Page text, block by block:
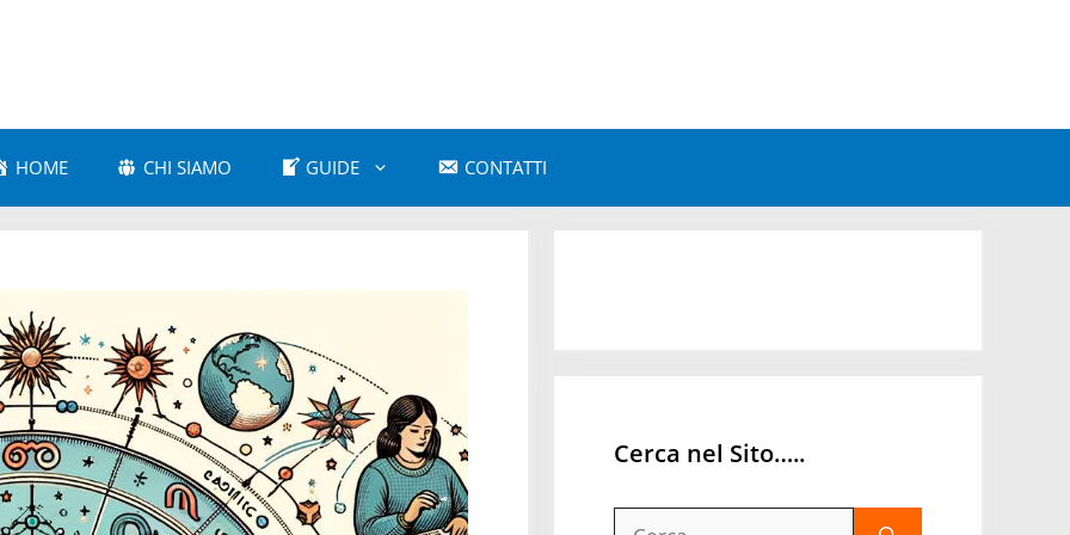
HOME CHI SIAMO GUIDE
Astrologia Vedica
CONTATTI
Cerca nel Sito…..